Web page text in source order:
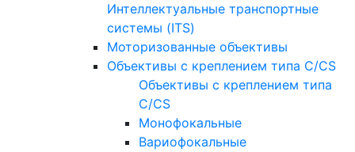
Интеллектуальные транспортные
системы (ITS)
Моторизованные объективы
Объективы с креплением типа C/CS
Объективы с креплением типа
C/CS
Монофокальные
Вариофокальные